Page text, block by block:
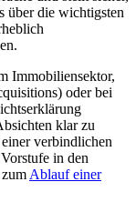
über die wichtigsten
Immobiliensektor,
oder bei
klar zu
verbindlichen
in den
Ablauf einer